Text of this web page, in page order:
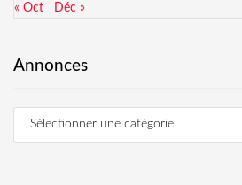
« Oct Déc »
Annonces